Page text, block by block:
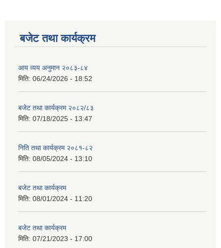
बजेट तथा कार्यक्रम
आय व्यय अनुमान २०८३-८४
मिति: 06/24/2026 - 18:52
बजेट तथा कार्यक्रम २०८२/८३
मिति: 07/18/2025 - 13:47
निति तथा कार्यक्रम २०८१-८२
मिति: 08/05/2024 - 13:10
बजेट तथा कार्यक्रम
मिति: 08/01/2024 - 11:20
बजेट तथा कार्यक्रम
मिति: 07/21/2023 - 17:00